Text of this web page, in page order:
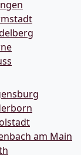
am Main